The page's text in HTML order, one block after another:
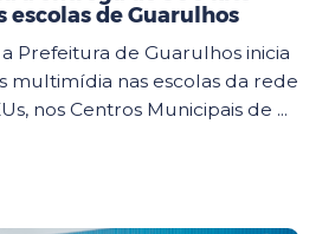
de Guarulhos
Prefeitura de Guarulhos inicia
multimídia nas escolas da rede
nos Centros Municipais de ...